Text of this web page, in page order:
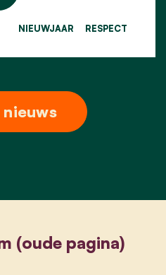
NIEUWJAAR RESPECT
(oude pagina)